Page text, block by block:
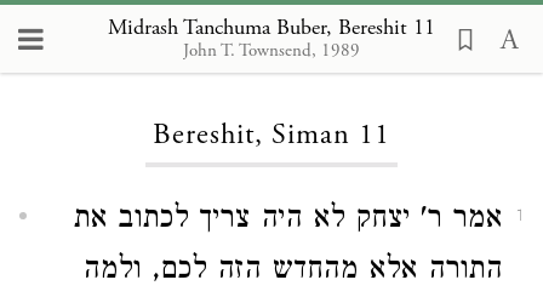
Midrash Tanchuma Buber, Bereshit 11
John T. Townsend, 1989
Loading...
Bereshit, Siman 11
1
אמר ר' יצחק לא היה צריך לכתוב את
התורה אלא מהחדש הזה לכם, ולמה